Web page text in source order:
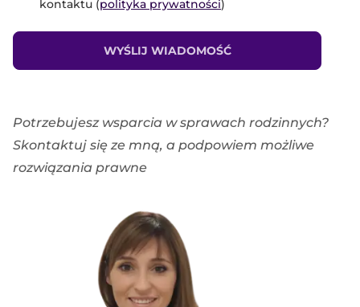
kontaktu (polityka prywatności)
WYŚLIJ WIADOMOŚĆ
Potrzebujesz wsparcia w sprawach rodzinnych?
Skontaktuj się ze mną, a podpowiem możliwe
rozwiązania prawne